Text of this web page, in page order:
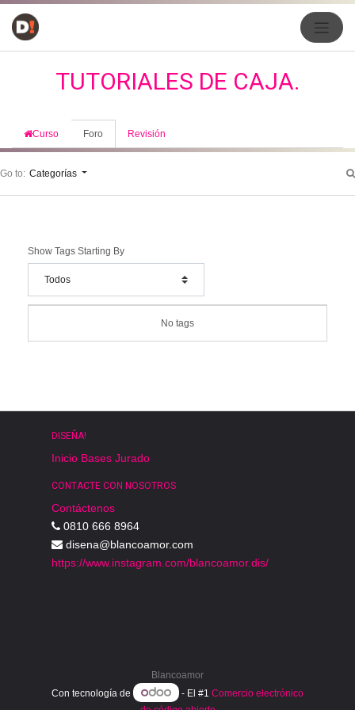
TUTORIALES DE CAJA.
Curso Foro Revisión
Go to: Categorías
Show Tags Starting By
No tags
DISEÑA!
Inicio Bases Jurado
CONTACTE CON NOSOTROS
Contáctenos
0810 666 8964
disena@blancoamor.com
https://www.instagram.com/blancoamor.dis/
Blancoamor
Con tecnología de
- El #1 Comercio electrónico